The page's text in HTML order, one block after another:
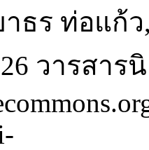
ธร ท่อแก้
วารสาร